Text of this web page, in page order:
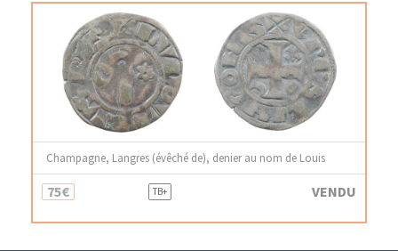
Champagne, Langres (évêché de), denier au nom de Louis
75€ TB+ VENDU